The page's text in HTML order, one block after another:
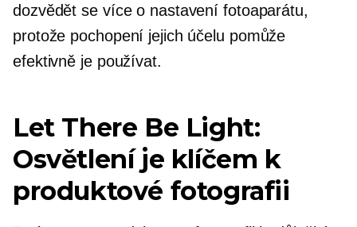
dozvědět se více o nastavení fotoaparátu,
protože pochopení jejich účelu pomůže
efektivně je používat.
Let There Be Light:
Osvětlení je klíčem k
produktové fotografii